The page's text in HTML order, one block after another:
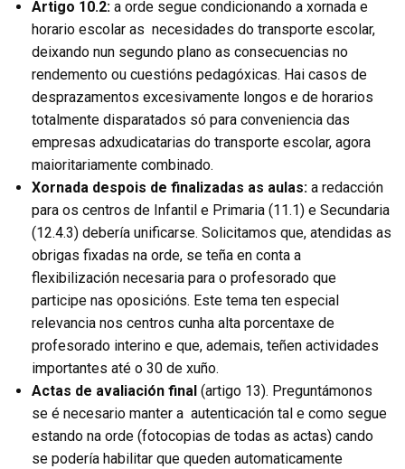
Artigo 10.2: a orde segue condicionando a xornada e
horario escolar as necesidades do transporte escolar,
deixando nun segundo plano as consecuencias no
rendemento ou cuestións pedagóxicas. Hai casos de
desprazamentos excesivamente longos e de horarios
totalmente disparatados só para conveniencia das
empresas adxudicatarias do transporte escolar, agora
maioritariamente combinado.
Xornada despois de finalizadas as aulas: a redacción
para os centros de Infantil e Primaria (11.1) e Secundaria
(12.4.3) debería unificarse. Solicitamos que, atendidas as
obrigas fixadas na orde, se teña en conta a
flexibilización necesaria para o profesorado que
participe nas oposicións. Este tema ten especial
relevancia nos centros cunha alta porcentaxe de
profesorado interino e que, ademais, teñen actividades
importantes até o 30 de xuño.
Actas de avaliación final (artigo 13). Preguntámonos
se é necesario manter a autenticación tal e como segue
estando na orde (fotocopias de todas as actas) cando
se podería habilitar que queden automaticamente